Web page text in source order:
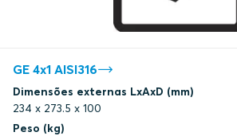
GE 4x1 AISI316
Dimensões externas LxAxD (mm)
234 x 273.5 x 100
Peso (kg)